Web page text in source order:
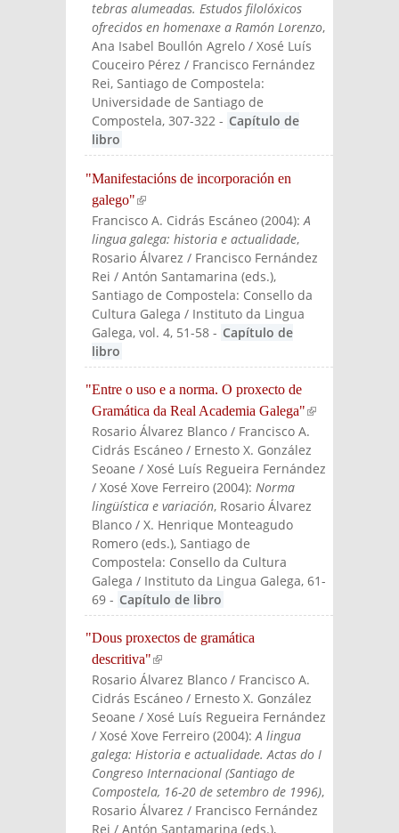
tebras alumeadas. Estudos filolóxicos
ofrecidos en homenaxe a Ramón Lorenzo,
Ana Isabel Boullón Agrelo / Xosé Luís
Couceiro Pérez / Francisco Fernández
Rei, Santiago de Compostela:
Universidade de Santiago de
Compostela, 307-322 - Capítulo de
libro
"Manifestacións de incorporación en
galego"(link is external)
Francisco A. Cidrás Escáneo (2004):A
lingua galega: historia e actualidade,
Rosario Álvarez / Francisco Fernández
Rei / Antón Santamarina (eds.),
Santiago de Compostela: Consello da
Cultura Galega / Instituto da Lingua
Galega, vol. 4, 51-58 - Capítulo de
libro
"Entre o uso e a norma. O proxecto de
Gramática da Real Academia Galega"(link is
externa
l)
Rosario Álvarez Blanco / Francisco A.
Cidrás Escáneo / Ernesto X. González
Seoane / Xosé Luís Regueira Fernández
/ Xosé Xove Ferreiro (2004):Norma
lingüística e variación, Rosario Álvarez
Blanco / X. Henrique Monteagudo
Romero (eds.), Santiago de
Compostela: Consello da Cultura
Galega / Instituto da Lingua Galega, 61-
69 - Capítulo de libro
"Dous proxectos de gramática
descritiva"(link is external)
Rosario Álvarez Blanco / Francisco A.
Cidrás Escáneo / Ernesto X. González
Seoane / Xosé Luís Regueira Fernández
/ Xosé Xove Ferreiro (2004):A lingua
galega: Historia e actualidade. Actas do I
Congreso Internacional (Santiago de
Compostela, 16-20 de setembro de 1996),
Rosario Álvarez / Francisco Fernández
Rei / Antón Santamarina (eds.),